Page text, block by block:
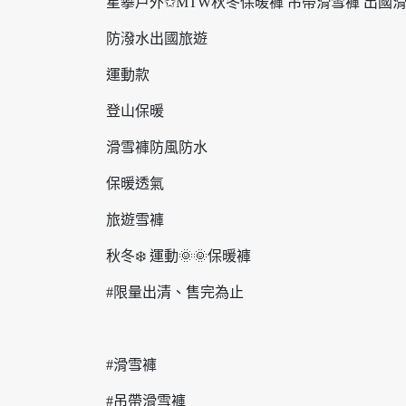
防潑水出國旅遊
運動款
登山保暖
滑雪褲防風防水
保暖透氣
旅遊雪褲
秋冬❄️ 運動🌞🌞保暖褲
#限量出清、售完為止
#滑雪褲
#吊帶滑雪褲